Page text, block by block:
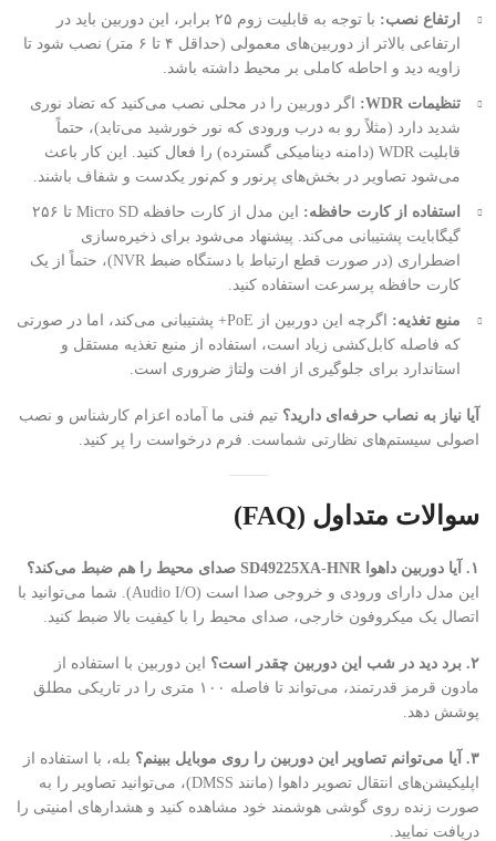
ارتفاع نصب:
با توجه به قابلیت زوم ۲۵ برابر، این دوربین باید در
ارتفاعی بالاتر از دوربین‌های معمولی (حداقل ۴ تا ۶ متر) نصب شود تا
زاویه دید و احاطه کاملی بر محیط داشته باشد.
تنظیمات WDR:
اگر دوربین را در محلی نصب می‌کنید که تضاد نوری
شدید دارد (مثلاً رو به درب ورودی که نور خورشید می‌تابد)، حتماً
قابلیت WDR (دامنه دینامیکی گسترده) را فعال کنید. این کار باعث
می‌شود تصاویر در بخش‌های پرنور و کم‌نور یکدست و شفاف باشند.
استفاده از کارت حافظه:
این مدل از کارت حافظه Micro SD تا ۲۵۶
گیگابایت پشتیبانی می‌کند. پیشنهاد می‌شود برای ذخیره‌سازی
اضطراری (در صورت قطع ارتباط با دستگاه ضبط NVR)، حتماً از یک
کارت حافظه پرسرعت استفاده کنید.
منبع تغذیه:
اگرچه این دوربین از PoE+ پشتیبانی می‌کند، اما در صورتی
که فاصله کابل‌کشی زیاد است، استفاده از منبع تغذیه مستقل و
استاندارد برای جلوگیری از افت ولتاژ ضروری است.
آیا نیاز به نصاب حرفه‌ای دارید؟ تیم فنی ما آماده اعزام کارشناس و نصب
اصولی سیستم‌های نظارتی شماست. فرم درخواست را پر کنید.
سوالات متداول (FAQ)
۱. آیا دوربین داهوا SD49225XA-HNR صدای محیط را هم ضبط می‌کند؟
این مدل دارای ورودی و خروجی صدا است (Audio I/O). شما می‌توانید با
اتصال یک میکروفون خارجی، صدای محیط را با کیفیت بالا ضبط کنید.
۲. برد دید در شب این دوربین چقدر است؟
این دوربین با استفاده از
مادون قرمز قدرتمند، می‌تواند تا فاصله ۱۰۰ متری را در تاریکی مطلق
پوشش دهد.
۳. آیا می‌توانم تصاویر این دوربین را روی موبایل ببینم؟
بله، با استفاده از
اپلیکیشن‌های انتقال تصویر داهوا (مانند DMSS)، می‌توانید تصاویر را به
صورت زنده روی گوشی هوشمند خود مشاهده کنید و هشدارهای امنیتی را
دریافت نمایید.